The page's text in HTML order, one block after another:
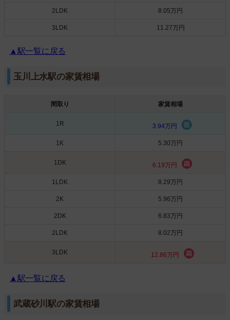
2LDK 8.05万円
3LDK 11.27万円
▲駅一覧に戻る
玉川上水駅の家賃相場
間取り 家賃相場
1R 3.94万円
1K 5.30万円
1DK 6.19万円
1LDK 8.29万円
2K 5.96万円
2DK 6.83万円
2LDK 8.02万円
3LDK 12.86万円
▲駅一覧に戻る
武蔵砂川駅の家賃相場